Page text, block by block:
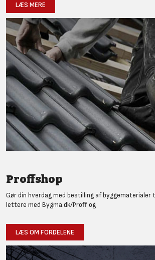
LÆS MERE
Proffshop
Gør din hverdag med bestilling af byggematerialer
lettere med Bygma.dk/Proff og
LÆS OM FORDELENE